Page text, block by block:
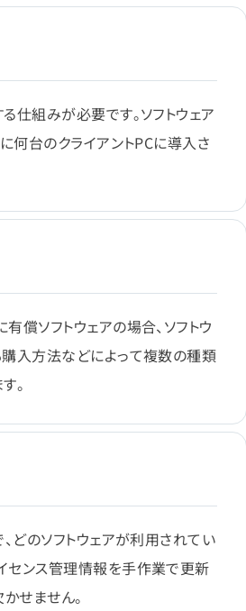
仕組みが必要です。ソフトウェア
何台のクライアントPCに導入さ
償ソフトウェアの場合、ソフトウ
購入方法などによって複数の種類
。
どのソフトウェアが利用されてい
センス管理情報を手作業で更新
せません。